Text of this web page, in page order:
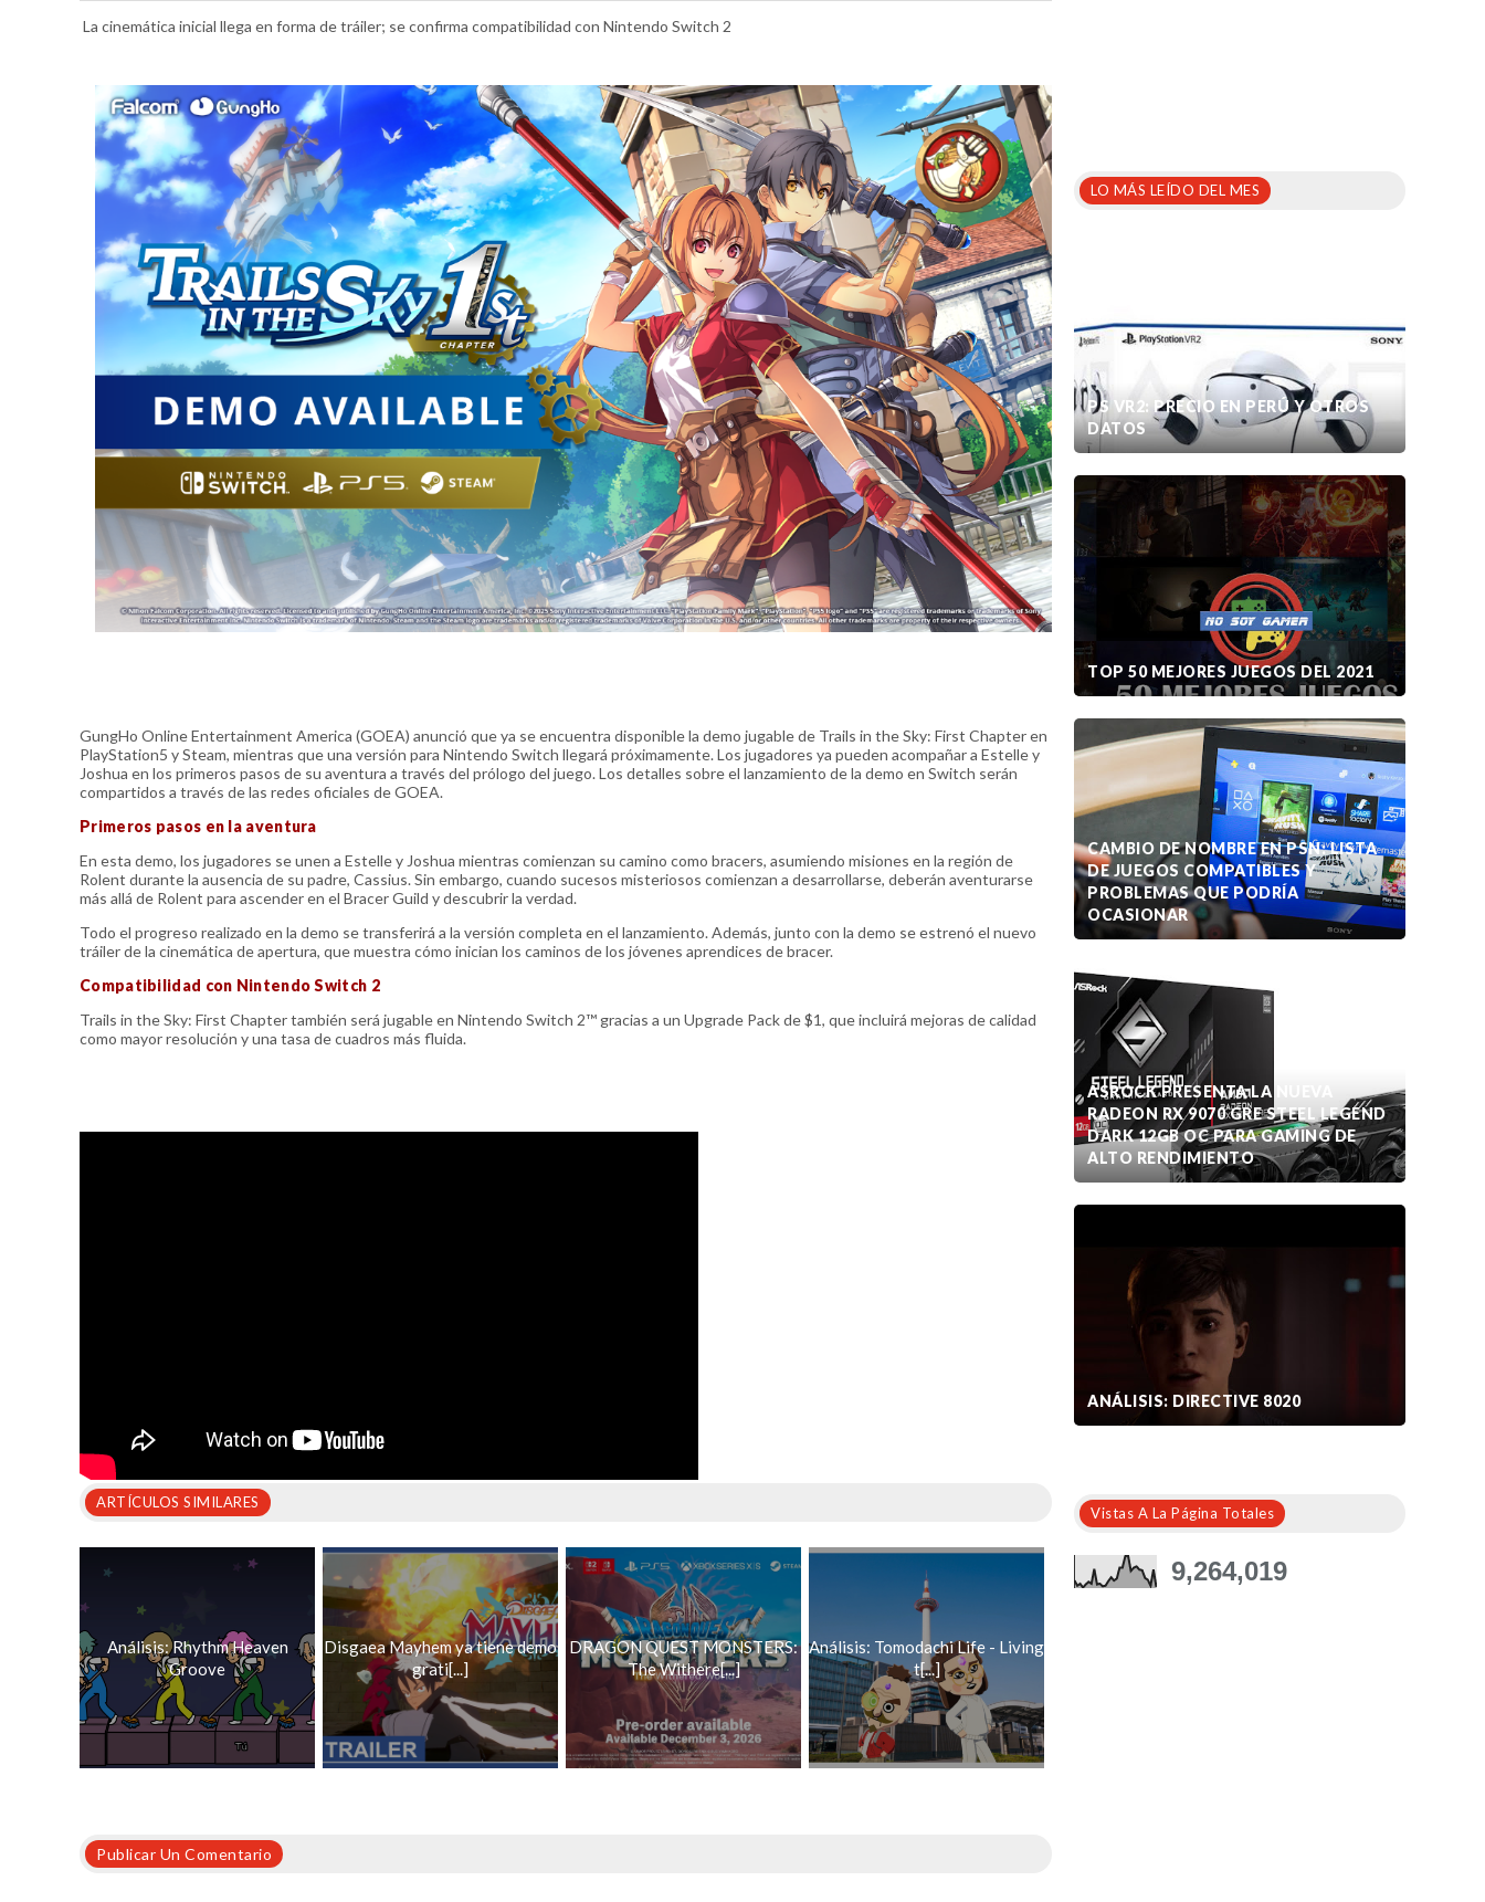
La cinemática inicial llega en forma de tráiler; se confirma compatibilidad con Nintendo Switch 2
GungHo Online Entertainment America (GOEA) anunció que ya se encuentra disponible la demo jugable de Trails in the Sky: First Chapter en
PlayStation5 y Steam, mientras que una versión para Nintendo Switch llegará próximamente. Los jugadores ya pueden acompañar a Estelle y
Joshua en los primeros pasos de su aventura a través del prólogo del juego. Los detalles sobre el lanzamiento de la demo en Switch serán
compartidos a través de las redes oficiales de GOEA.
Primeros pasos en la aventura
En esta demo, los jugadores se unen a Estelle y Joshua mientras comienzan su camino como bracers, asumiendo misiones en la región de
Rolent durante la ausencia de su padre, Cassius. Sin embargo, cuando sucesos misteriosos comienzan a desarrollarse, deberán aventurarse
más allá de Rolent para ascender en el Bracer Guild y descubrir la verdad.
Todo el progreso realizado en la demo se transferirá a la versión completa en el lanzamiento. Además, junto con la demo se estrenó el nuevo
tráiler de la cinemática de apertura, que muestra cómo inician los caminos de los jóvenes aprendices de bracer.
Compatibilidad con Nintendo Switch 2
Trails in the Sky: First Chapter también será jugable en Nintendo Switch 2™ gracias a un Upgrade Pack de $1, que incluirá mejoras de calidad
como mayor resolución y una tasa de cuadros más fluida.
ARTÍCULOS SIMILARES
Análisis: Rhythm Heaven
Groove
Disgaea Mayhem ya tiene demo
grati[...]
DRAGON QUEST MONSTERS:
The Withere[...]
Análisis: Tomodachi Life - Living
t[...]
Publicar Un Comentario
LO MÁS LEÍDO DEL MES
PS VR2: PRECIO EN PERÚ Y OTROS
DATOS
TOP 50 MEJORES JUEGOS DEL 2021
CAMBIO DE NOMBRE EN PSN: LISTA
DE JUEGOS COMPATIBLES Y
PROBLEMAS QUE PODRÍA
OCASIONAR
ASROCK PRESENTA LA NUEVA
RADEON RX 9070 GRE STEEL LEGEND
DARK 12GB OC PARA GAMING DE
ALTO RENDIMIENTO
ANÁLISIS: DIRECTIVE 8020
Vistas A La Página Totales
9,264,019